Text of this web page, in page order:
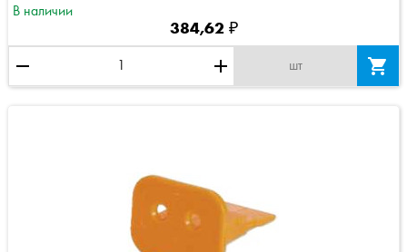
В наличии
384,62 ₽
remove add шт 